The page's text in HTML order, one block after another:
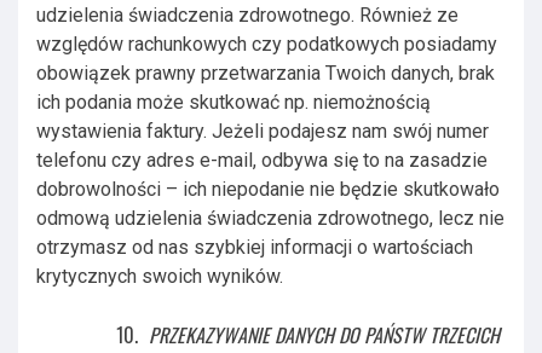
udzielenia świadczenia zdrowotnego. Również ze
względów rachunkowych czy podatkowych posiadamy
obowiązek prawny przetwarzania Twoich danych, brak
ich podania może skutkować np. niemożnością
wystawienia faktury. Jeżeli podajesz nam swój numer
telefonu czy adres e-mail, odbywa się to na zasadzie
dobrowolności – ich niepodanie nie będzie skutkowało
odmową udzielenia świadczenia zdrowotnego, lecz nie
otrzymasz od nas szybkiej informacji o wartościach
krytycznych swoich wyników.
PRZEKAZYWANIE DANYCH DO PAŃSTW TRZECICH